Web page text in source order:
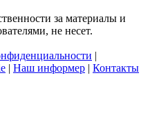
за материалы и
не несет.
|
| Наш информер | Контакты